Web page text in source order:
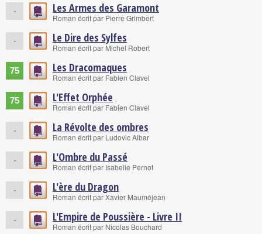
- Les Armes des Garamont
Roman écrit par Pierre Grimbert
- Le Dire des Sylfes
Roman écrit par Michel Robert
75 Les Dracomaques
Roman écrit par Fabien Clavel
75 L'Effet Orphée
Roman écrit par Fabien Clavel
- La Révolte des ombres
Roman écrit par Ludovic Albar
- L'Ombre du Passé
Roman écrit par Isabelle Pernot
- L'ère du Dragon
Roman écrit par Xavier Mauméjean
- L'Empire de Poussière - Livre II
Roman écrit par Nicolas Bouchard